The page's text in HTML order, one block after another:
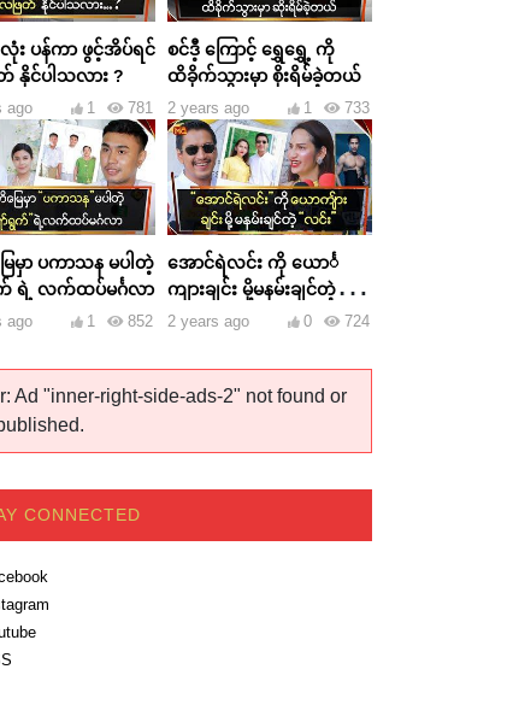
ပန်ကာ ဖွင့်အိပ်ရင်
နိုင်ပါသလား ?
ago 781
1
စင်ဒီ့ ကြောင့် ရွှေရွှေ့ ကို
ထိခိုက်သွားမှာ စိုးရိမ်ခဲ့တယ်
2 years ago 733
1
ေမှာ ပကာသန မပါတဲ့
ရဲ့ လက်ထပ်မင်္ဂလာ
ago 852
1
အောင်ရဲလင်း ကို ယောင်္
ကျားချင်း မို့မနမ်းချင်တဲ့
လင်း
2 years ago 724
0
Ad "inner-right-side-ads-2" not found or
CONNECTED